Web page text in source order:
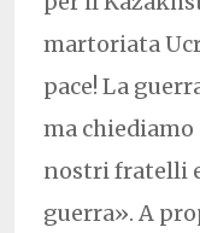
martoriata
pace! La
ma
nostri fratelli
guerra». A